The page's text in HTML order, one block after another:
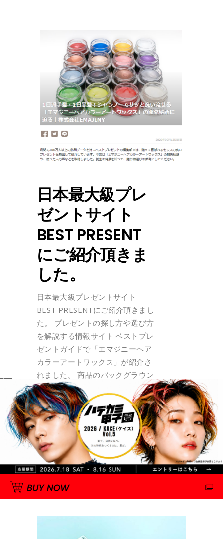
日本最大級プレ
ゼントサイト
BEST PRESENT
にご紹介頂きま
した。
日本最大級プレゼントサイト
BEST PRESENTにご紹介頂きまし
た。 プレゼントの探し方や選び方
を解説する情報サイト ベストプレ
ゼントガイドで「エマジニーヘア
カラーアートワックス」が紹介さ
れました。 商品のバックグラウン
ドストーリー（開発時の裏話な
ど）が掲載されています。 バック
グラウンドURL：https://bp-
guide.jp/AX8yrnO4 Powerde by
EMAJINY
Byhattori
2020年9月14日
0 Comments